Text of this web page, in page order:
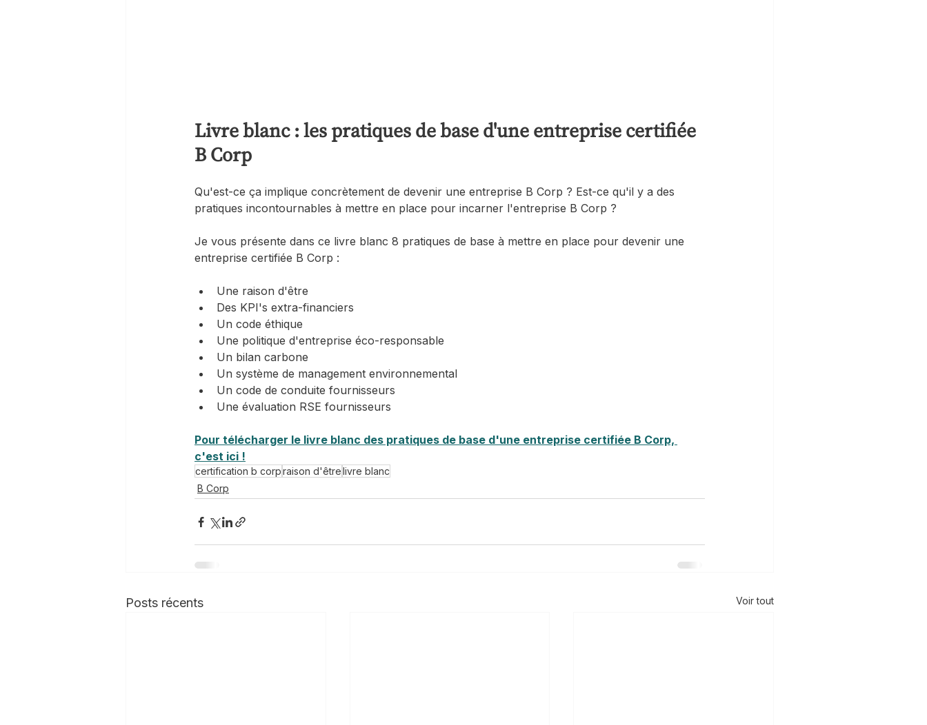
Livre blanc : les pratiques de base d'une entreprise certifiée
B Corp
Qu'est-ce ça implique concrètement de devenir une entreprise B Corp ? Est-ce qu'il y a des
pratiques incontournables à mettre en place pour incarner l'entreprise B Corp ?​
Je vous présente dans ce livre blanc 8 pratiques de base à mettre en place pour devenir une
entreprise certifiée B Corp :
Une raison d'être
Des KPI's extra-financiers
Un code éthique
Une politique d'entreprise éco-responsable
Un bilan carbone
Un système de management environnemental
Un code de conduite fournisseurs
Une évaluation RSE fournisseurs
Pour télécharger le livre blanc des pratiques de base d'une entreprise certifiée B Corp,
c'est ici !
certification b corpraison d'êtrelivre blanc
B Corp
Posts récents Voir tout